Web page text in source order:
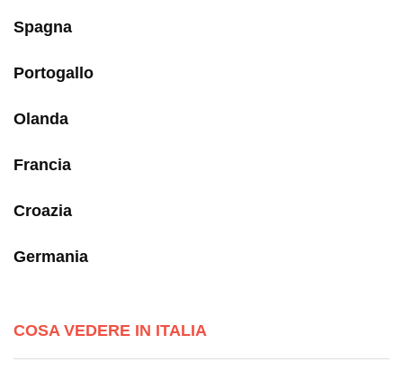
Spagna
Portogallo
Olanda
Francia
Croazia
Germania
COSA VEDERE IN ITALIA